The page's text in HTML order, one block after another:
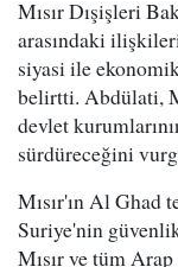
Mısır Dışişleri
arasındaki
siyasi ile
belirtti. Abdülati,
devlet
sürdüreceğini
Mısır'ın Al Ghad
Suriye'nin
Mısır ve tüm Arap